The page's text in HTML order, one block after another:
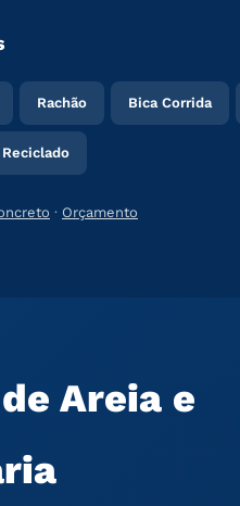
Rachão Bica Corrida
Reciclado
· Orçamento
Areia e